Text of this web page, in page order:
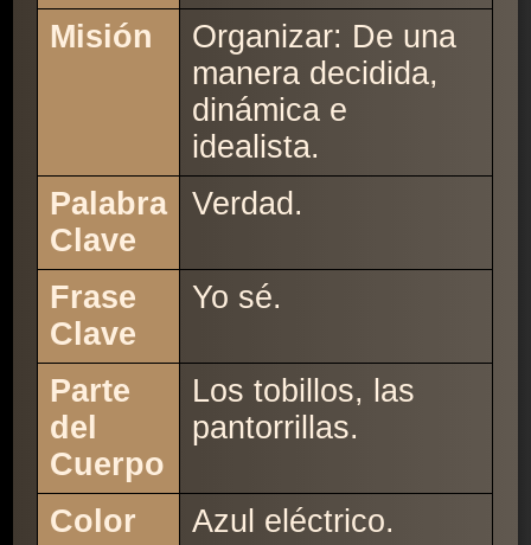
Misión
Organizar: De una
manera decidida,
dinámica e
idealista.
Palabra
Clave
Verdad.
Frase
Clave
Yo sé.
Parte
del
Cuerpo
Los tobillos, las
pantorrillas.
Color
Azul eléctrico.